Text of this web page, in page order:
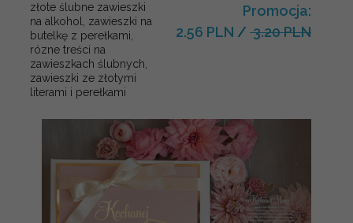
złote ślubne zawieszki
na alkohol, zawieszki na
butelkę z perełkami,
rózne treści na
zawieszkach ślubnych,
zawieszki ze złotymi
literami i perełkami
Promocja:
2.56 PLN / 3.20 PLN